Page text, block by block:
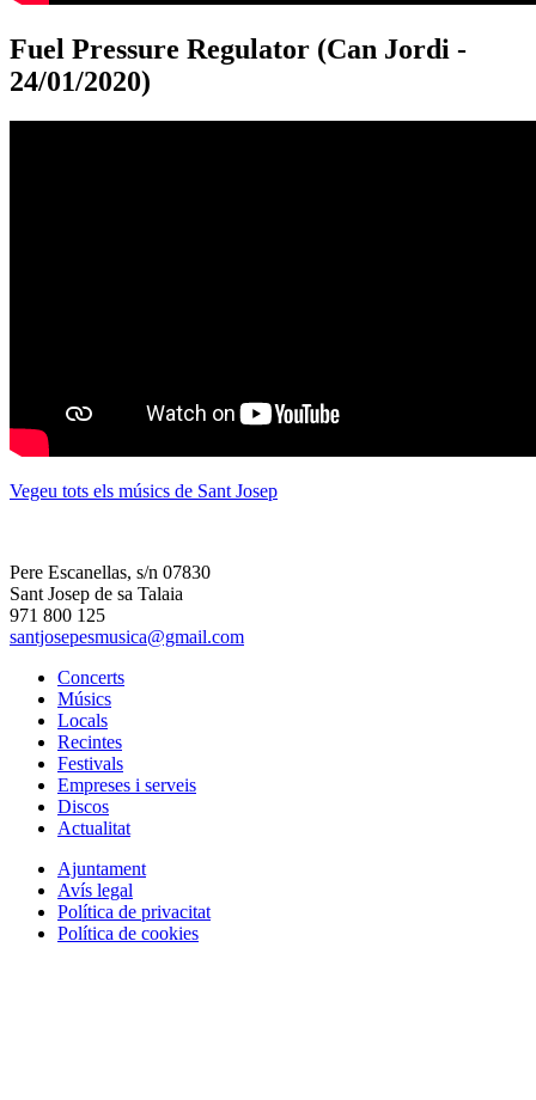
Fuel Pressure Regulator (Can Jordi -
24/01/2020)
Vegeu tots els músics de Sant Josep
Pere Escanellas, s/n 07830
Sant Josep de sa Talaia
971 800 125
santjosepesmusica@gmail.com
Concerts
Músics
Locals
Recintes
Festivals
Empreses i serveis
Discos
Actualitat
Ajuntament
Avís legal
Política de privacitat
Política de cookies